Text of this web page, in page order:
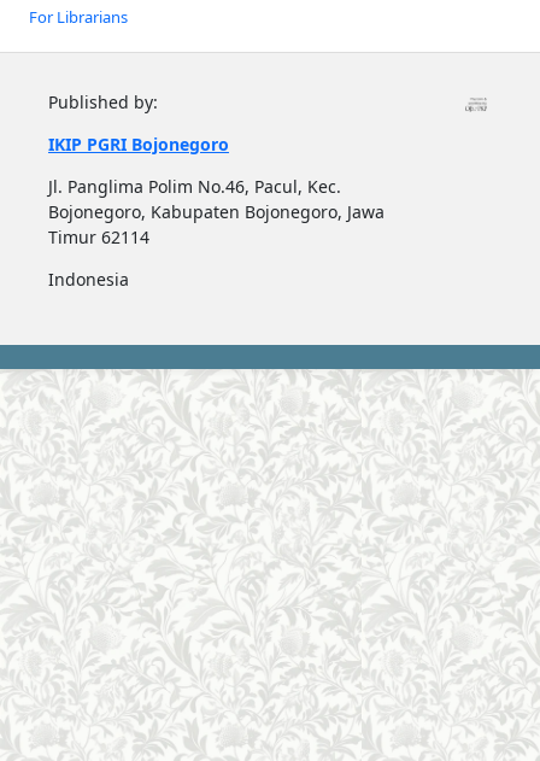
For Librarians
Published by:
IKIP PGRI Bojonegoro
Jl. Panglima Polim No.46, Pacul, Kec.
Bojonegoro, Kabupaten Bojonegoro, Jawa
Timur 62114
Indonesia